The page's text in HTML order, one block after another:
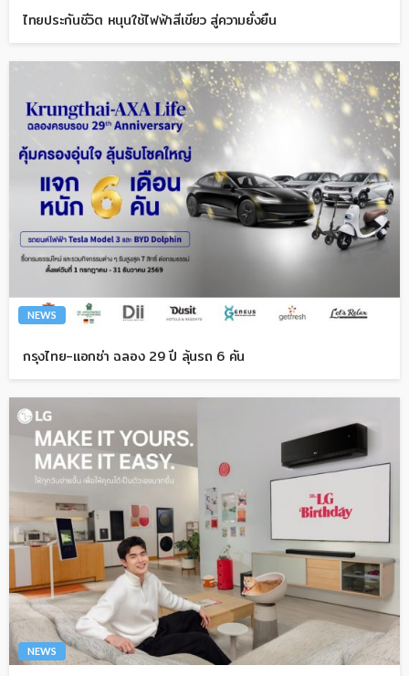
ไทยประกันชีวิต หนุนใช้ไฟฟ้าสีเขียว สู่ความยั่งยืน
NEWS
กรุงไทย-แอกซ่า ฉลอง 29 ปี ลุ้นรถ 6 คัน
NEWS